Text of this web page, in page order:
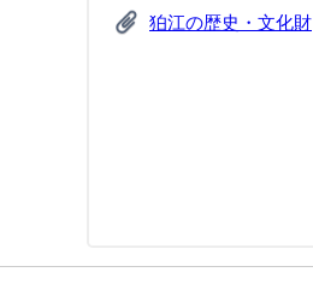
狛江の歴史・文化財